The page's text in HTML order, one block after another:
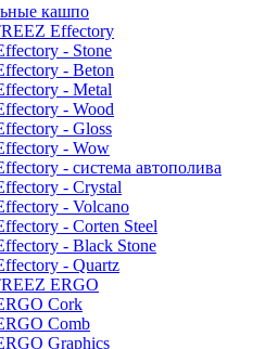
кашпо
Effectory
- Stone
- Beton
- Metal
- Wood
- Gloss
- Wow
- система автополива
- Crystal
- Volcano
- Corten Steel
- Black Stone
- Quartz
ERGO
Cork
Comb
Graphics